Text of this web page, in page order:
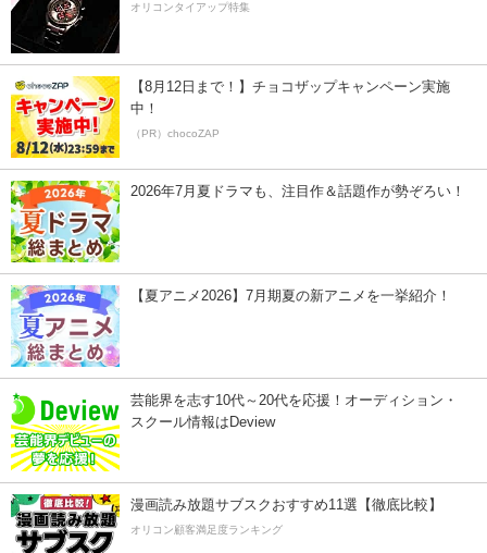
オリコンタイアップ特集
【8月12日まで！】チョコザップキャンペーン実施
中！
（PR）chocoZAP
2026年7月夏ドラマも、注目作＆話題作が勢ぞろい！
【夏アニメ2026】7月期夏の新アニメを一挙紹介！
芸能界を志す10代～20代を応援！オーディション・
スクール情報はDeview
漫画読み放題サブスクおすすめ11選【徹底比較】
オリコン顧客満足度ランキング